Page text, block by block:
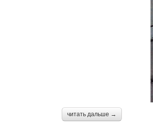
читать дальше →